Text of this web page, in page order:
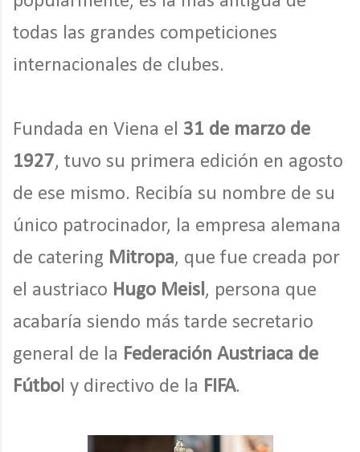
todas las grandes competiciones
internacionales de clubes.
Fundada en Viena el 31 de marzo de
1927, tuvo su primera edición en agosto
de ese mismo. Recibía su nombre de su
único patrocinador, la empresa alemana
de catering Mitropa, que fue creada por
el austriaco Hugo Meisl , persona que
acabaría siendo más tarde secretario
general de la Federación Austriaca de
Fútbo l y directivo de la FIFA.